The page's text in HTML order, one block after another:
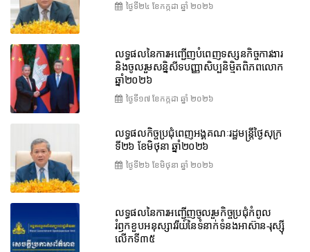
ថ្ងៃទី២៤ ខែ​កក្កដា ឆ្នាំ ២០២៦
លទ្ធផលនៃការអញ្ជើញបំពេញទស្សនកិច្ចការងារ
និងចូលរួមសន្និសីទបញ្ញាសិប្បនិម្មិតពិភពលោក
ឆ្នាំ២០២៦
ថ្ងៃទី១៧ ខែ​កក្កដា ឆ្នាំ ២០២៦
លទ្ធផលកិច្ចប្រជុំពេញអង្គគណៈរដ្ឋមន្រ្តីថ្ងៃសុក្រ
ទី២៦ ខែមិថុនា ឆ្នាំ២០២៦
ថ្ងៃទី២៦ ខែ​មិថុនា ឆ្នាំ ២០២៦
លទ្ធផលនៃការអញ្ជើញចូលរួមកិច្ចប្រជុំកំពូល
រំឭកខួបអនុស្សាវរីយ៍នៃទំនាក់ទំនងអាស៊ាន-រុស្ស៊ី
លើកទី៣៥